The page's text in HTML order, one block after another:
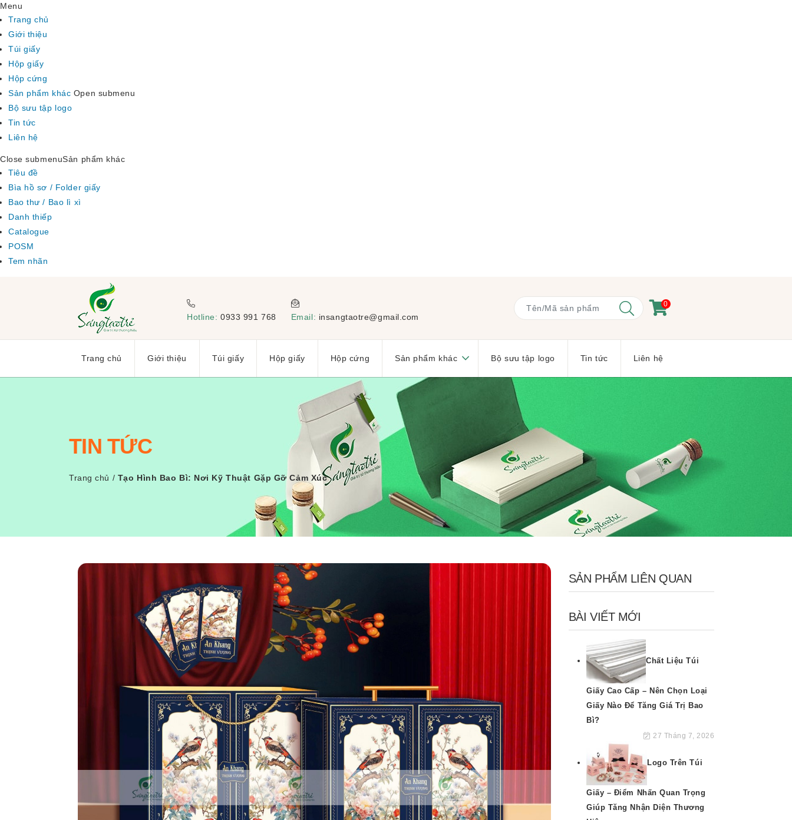
Menu
Trang chủ
Giới thiệu
Túi giấy
Hộp giấy
Hộp cứng
Sản phẩm khác Open submenu
Bộ sưu tập logo
Tin tức
Liên hệ
Close submenuSản phẩm khác
Tiêu đề
Bìa hồ sơ / Folder giấy
Bao thư / Bao lì xì
Danh thiếp
Catalogue
POSM
Tem nhãn
Hotline: 0933 991 768 Email: insangtaotre@gmail.com
0
Trang chủ Giới thiệu Túi giấy Hộp giấy Hộp cứng Sản phẩm khác Bộ sưu tập logo Tin tức Liên hệ
TIN TỨC
Trang chủ / Tạo Hình Bao Bì: Nơi Kỹ Thuật Gặp Gỡ Cảm Xúc
SẢN PHẨM LIÊN QUAN
BÀI VIẾT MỚI
Chất Liệu Túi
Giấy Cao Cấp – Nên Chọn Loại
Giấy Nào Để Tăng Giá Trị Bao
Bì?
27 Tháng 7, 2026
Logo Trên Túi
Giấy – Điểm Nhấn Quan Trọng
Giúp Tăng Nhận Diện Thương